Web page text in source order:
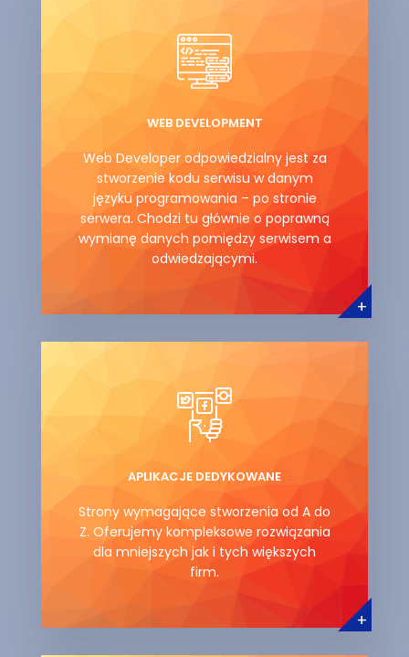
WEB DEVELOPMENT
Web Developer odpowiedzialny jest za
stworzenie kodu serwisu w danym
języku programowania – po stronie
serwera. Chodzi tu głównie o poprawną
wymianę danych pomiędzy serwisem a
odwiedzającymi.
+
APLIKACJE DEDYKOWANE
Strony wymagające stworzenia od A do
Z. Oferujemy kompleksowe rozwiązania
dla mniejszych jak i tych większych
firm.
+